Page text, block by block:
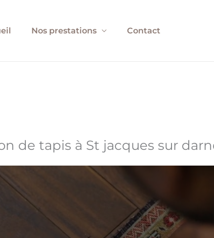
Nos prestations Contact
de tapis à St jacques sur